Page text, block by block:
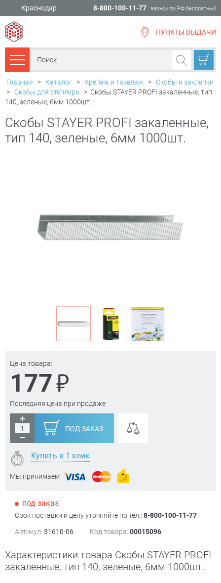
Краснодар 8-800-100-11-77 звонок по РФ бесплатный
ПУНКТЫ ВЫДАЧИ
Каталог товаров
Главная > Каталог > Крепёж и такелаж >
Скобы и заклёпки
>
Скобы для степлера > Скобы STAYER PROFI закаленные, тип
140, зеленые, 6мм 1000шт.
Скобы STAYER PROFI закаленные,
тип 140, зеленые, 6мм 1000шт.
Цена товара:
177₽
Последняя цена при продаже
ПОД ЗАКАЗ
Купить в 1 клик
Мы принимаем
под заказ
Срок поставки и цену уточняйте по тел.: 8-800-100-11-77
Артикул: 31610-06 Код товара: 00015096
Характеристики товара Скобы STAYER PROFI
закаленные, тип 140, зеленые, 6мм 1000шт.